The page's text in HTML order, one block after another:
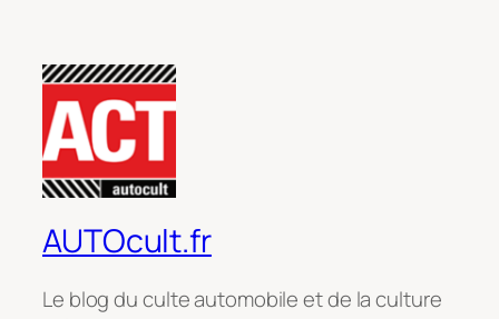
AUTOcult.fr
Le blog du culte automobile et de la culture